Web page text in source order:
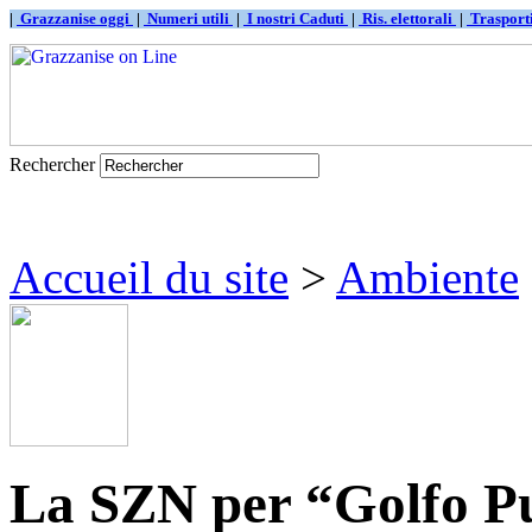
| Grazzanise oggi | Numeri utili | I nostri Caduti | Ris. elettorali |
Rechercher
Accueil du site > Ambiente
La SZN per “Golfo